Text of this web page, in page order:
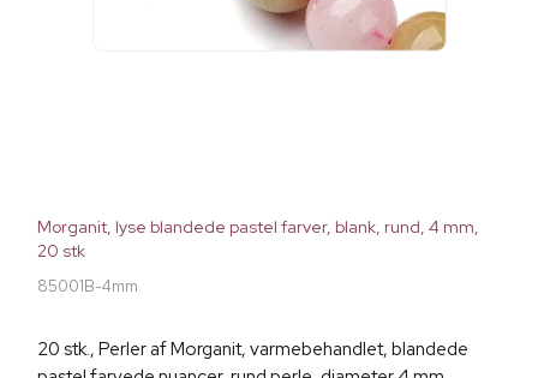
Morganit, lyse blandede pastel farver, blank, rund, 4 mm,
20 stk
85001B-4mm
20 stk., Perler af Morganit, varmebehandlet, blandede